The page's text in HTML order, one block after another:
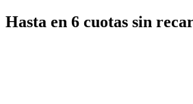
Hasta en 6 cuotas sin